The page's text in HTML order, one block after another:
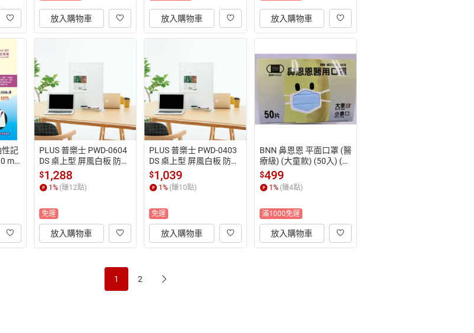
放入購物車 放入購物車 放入購物車
性記
m
點
PLUS 普樂士 PWD-0604
DS 桌上型 屏風白板 防疫
白板 (大) (428-624)【AP
P滿額下單10%點數(單一
帳號最高1500點)】8/31
$1,288
1 % (賺12點)
免運
放入購物車
PLUS 普樂士 PWD-0403
DS 桌上型 屏風白板 防疫
白板 (小) (428-623)【AP
P滿額下單10%點數(單一
帳號最高1500點)】8/31
$1,039
1 % (賺10點)
免運
放入購物車
BNN 鼻恩恩 平面口罩 (醫
療級) (大童款) (50入) (台
灣製造)【APP滿額下單1
0%點數(單一帳號最高15
00點)】8/31止
$499
1 % (賺4點)
滿1000免運
放入購物車
1 2